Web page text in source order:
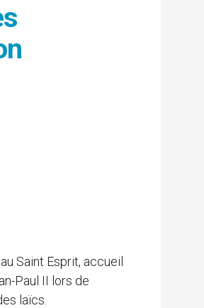
Saint Esprit, accueil
Paul II lors de
laïcs.